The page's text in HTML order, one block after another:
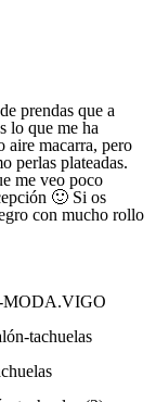
prendas que a
lo que me ha
aire macarra, pero
perlas plateadas.
me veo poco
🙂 Si os
con mucho rollo